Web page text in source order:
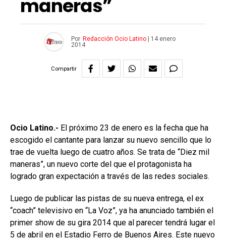
maneras”
Por Redacción Ocio Latino
14 enero
2014
Compartir
Ocio Latino.- El próximo 23 de enero es la fecha que ha
escogido el cantante para lanzar su nuevo sencillo que lo
trae de vuelta luego de cuatro años. Se trata de “Diez mil
maneras”, un nuevo corte del que el protagonista ha
logrado gran expectación a través de las redes sociales.
Luego de publicar las pistas de su nueva entrega, el ex
“coach” televisivo en “La Voz”, ya ha anunciado también el
primer show de su gira 2014 que al parecer tendrá lugar el
5 de abril en el Estadio Ferro de Buenos Aires. Este nuevo